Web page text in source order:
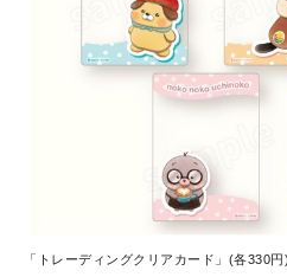
「トレーディングクリアカード」(各330円)